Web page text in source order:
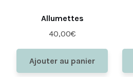
Allumettes
40,00€
Ajouter au panier